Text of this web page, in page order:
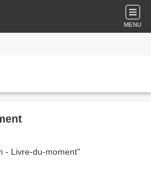
MENU